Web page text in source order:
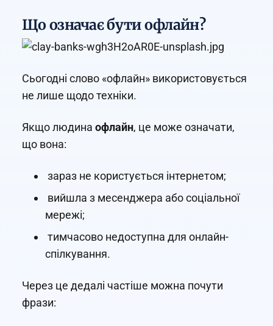
Що означає бути офлайн?
Сьогодні слово «офлайн» використовується
не лише щодо техніки.
Якщо людина офлайн, це може означати,
що вона:
зараз не користується інтернетом;
вийшла з месенджера або соціальної
мережі;
тимчасово недоступна для онлайн-
спілкування.
Через це дедалі частіше можна почути
фрази: